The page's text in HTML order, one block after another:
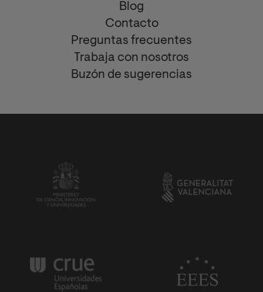
Blog
Contacto
Preguntas frecuentes
Trabaja con nosotros
Buzón de sugerencias